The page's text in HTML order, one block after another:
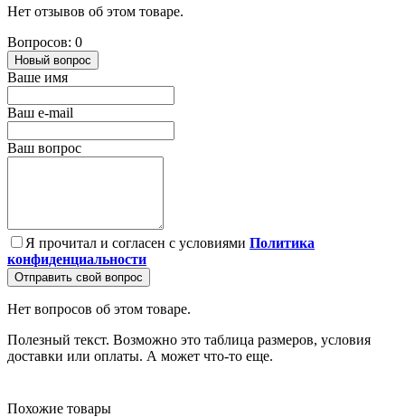
Нет отзывов об этом товаре.
Вопросов: 0
Новый вопрос
Ваше имя
Ваш e-mail
Ваш вопрос
Я прочитал и согласен с условиями Политика
конфиденциальности
Отправить свой вопрос
Нет вопросов об этом товаре.
Полезный текст. Возможно это таблица размеров, условия
доставки или оплаты. А может что-то еще.
Похожие товары